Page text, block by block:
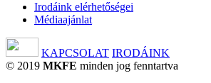
Irodáink elérhetőségei
Médiaajánlat
KAPCSOLAT IRODÁINK
© 2019 MKFE minden jog fenntartva